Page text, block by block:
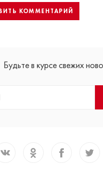
Будьте в курсе свежих